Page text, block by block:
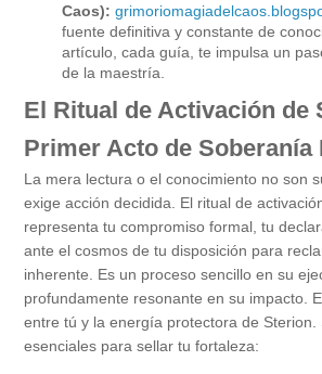
Caos):
fuente definitiva y constante de
artículo, cada guía, te impulsa un
de la maestría.
El Ritual de Activación de
Primer Acto de Soberanía
La mera lectura o el conocimiento no son
exige acción decidida. El ritual de
representa tu compromiso formal, tu
ante el cosmos de tu disposición para
inherente. Es un proceso sencillo en su
profundamente resonante en su impacto.
entre tú y la energía protectora de Sterion.
esenciales para sellar tu fortaleza: